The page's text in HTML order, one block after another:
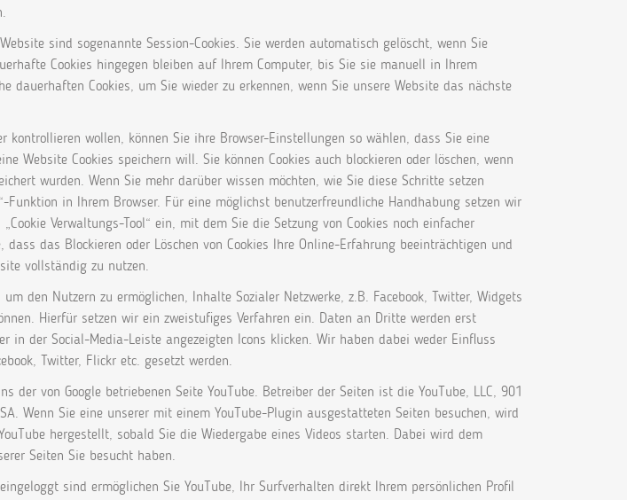
sind sogenannte Session-Cookies. Sie werden automatisch gelöscht, wenn Sie
Cookies hingegen bleiben auf Ihrem Computer, bis Sie sie manuell in Ihrem
dauerhaften Cookies, um Sie wieder zu erkennen, wenn Sie unsere Website das nächste
kontrollieren wollen, können Sie ihre Browser-Einstellungen so wählen, dass Sie eine
Website Cookies speichern will. Sie können Cookies auch blockieren oder löschen, wenn
wurden. Wenn Sie mehr darüber wissen möchten, wie Sie diese Schritte setzen
Funktion in Ihrem Browser. Für eine möglichst benutzerfreundliche Handhabung setzen wir
Verwaltungs-Tool“ ein, mit dem Sie die Setzung von Cookies noch einfacher
das Blockieren oder Löschen von Cookies Ihre Online-Erfahrung beeinträchtigen und
vollständig zu nutzen.
den Nutzern zu ermöglichen, Inhalte Sozialer Netzwerke, z.B. Facebook, Twitter, Widgets
Hierfür setzen wir ein zweistufiges Verfahren ein. Daten an Dritte werden erst
in der Social-Media-Leiste angezeigten Icons klicken. Wir haben dabei weder Einfluss
Twitter, Flickr etc. gesetzt werden.
der von Google betriebenen Seite YouTube. Betreiber der Seiten ist die YouTube, LLC, 901
Wenn Sie eine unserer mit einem YouTube-Plugin ausgestatteten Seiten besuchen, wird
hergestellt, sobald Sie die Wiedergabe eines Videos starten. Dabei wird dem
Seiten Sie besucht haben.
sind ermöglichen Sie YouTube, Ihr Surfverhalten direkt Ihrem persönlichen Profil